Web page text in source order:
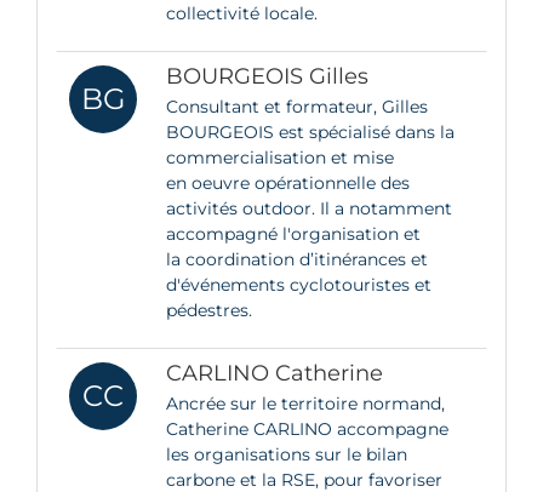
collectivité locale.
BG
BOURGEOIS Gilles
Consultant et formateur, Gilles
BOURGEOIS est spécialisé dans la
commercialisation et mise
en oeuvre opérationnelle des
activités outdoor. Il a notamment
accompagné l'organisation et
la coordination d’itinérances et
d'événements cyclotouristes et
pédestres.
CC
CARLINO Catherine
Ancrée sur le territoire normand,
Catherine CARLINO accompagne
les organisations sur le bilan
carbone et la RSE, pour favoriser